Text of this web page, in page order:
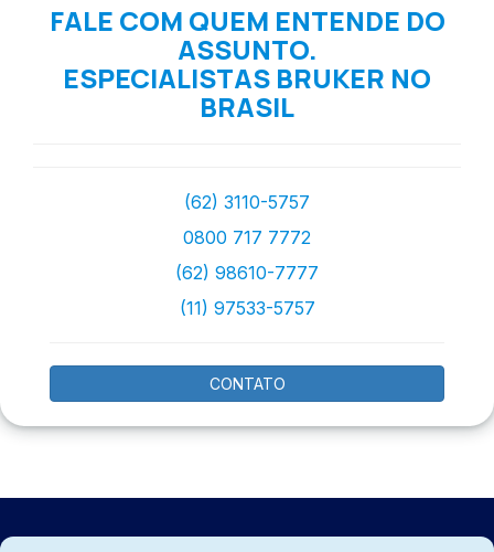
FALE COM QUEM ENTENDE DO
ASSUNTO.
ESPECIALISTAS BRUKER NO
BRASIL
(62) 3110-5757
0800 717 7772
(62) 98610-7777
(11) 97533-5757
CONTATO